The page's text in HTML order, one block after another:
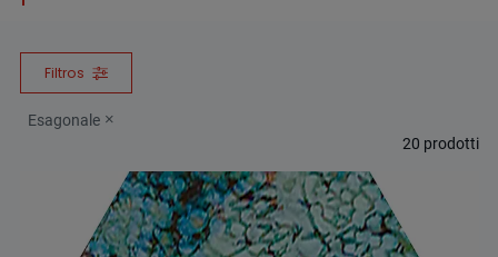
Filtros
Esagonale
20 prodotti